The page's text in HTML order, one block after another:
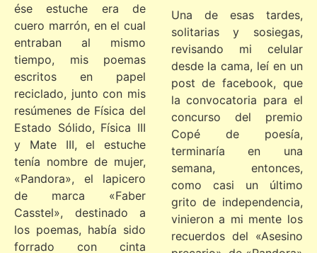
ése estuche era de
cuero marrón, en el cual
entraban al mismo
tiempo, mis poemas
escritos en papel
reciclado, junto con mis
resúmenes de Física del
Estado Sólido, Física III
y Mate III, el estuche
tenía nombre de mujer,
«Pandora», el lapicero
de marca «Faber
Casstel», destinado a
los poemas, había sido
forrado con cinta
Una de esas tardes,
solitarias y sosiegas,
revisando mi celular
desde la cama, leí en un
post de facebook, que
la convocatoria para el
concurso del premio
Copé de poesía,
terminaría en una
semana, entonces,
como casi un último
grito de independencia,
vinieron a mi mente los
recuerdos del «Asesino